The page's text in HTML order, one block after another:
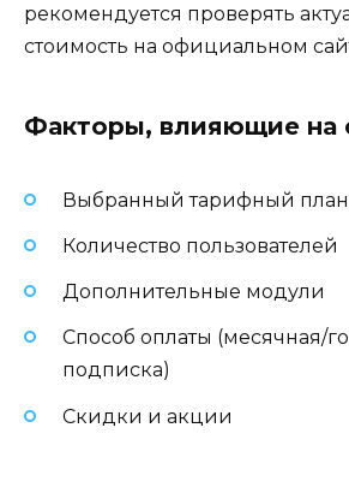
рекомендуется проверять
стоимость на официальном
Факторы, влияющие на
Выбранный тарифный план
Количество пользователей
Дополнительные модули
Способ оплаты (месячная/
подписка)
Скидки и акции